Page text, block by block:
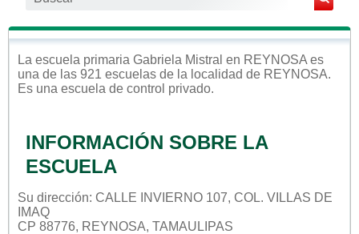
La escuela primaria Gabriela Mistral en REYNOSA es
una de las 921 escuelas de la localidad de REYNOSA.
Es una escuela de control privado.
INFORMACIÓN SOBRE LA
ESCUELA
Su dirección: CALLE INVIERNO 107, COL. VILLAS DE
IMAQ
CP 88776, REYNOSA, TAMAULIPAS